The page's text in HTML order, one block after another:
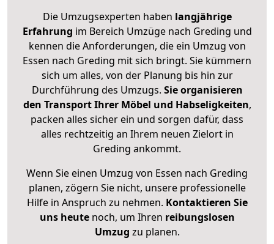
Die Umzugsexperten haben langjährige
Erfahrung im Bereich Umzüge nach Greding und
kennen die Anforderungen, die ein Umzug von
Essen nach Greding mit sich bringt. Sie kümmern
sich um alles, von der Planung bis hin zur
Durchführung des Umzugs. Sie organisieren
den Transport Ihrer Möbel und Habseligkeiten,
packen alles sicher ein und sorgen dafür, dass
alles rechtzeitig an Ihrem neuen Zielort in
Greding ankommt.
Wenn Sie einen Umzug von Essen nach Greding
planen, zögern Sie nicht, unsere professionelle
Hilfe in Anspruch zu nehmen. Kontaktieren Sie
uns heutenoch, um Ihren reibungslosen
Umzug zu planen.